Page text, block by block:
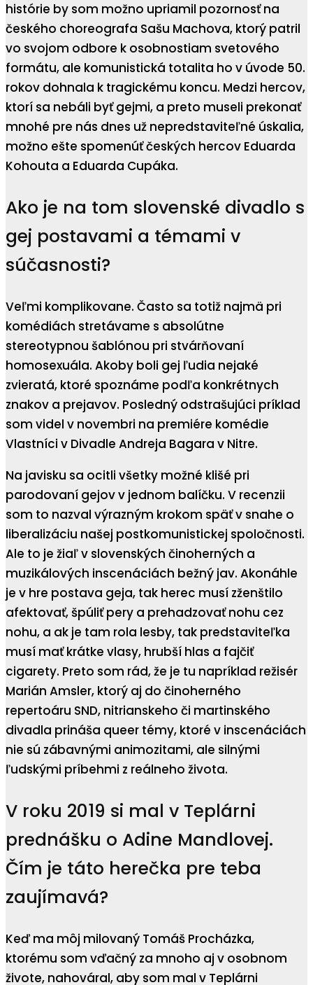
histórie by som možno upriamil pozornosť na
českého choreografa Sašu Machova, ktorý patril
vo svojom odbore k osobnostiam svetového
formátu, ale komunistická totalita ho v úvode 50.
rokov dohnala k tragickému koncu. Medzi hercov,
ktorí sa nebáli byť gejmi, a preto museli prekonať
mnohé pre nás dnes už nepredstaviteľné úskalia,
možno ešte spomenúť českých hercov Eduarda
Kohouta a Eduarda Cupáka.
Ako je na tom slovenské divadlo s
gej postavami a témami v
súčasnosti?
Veľmi komplikovane. Často sa totiž najmä pri
komédiách stretávame s absolútne
stereotypnou šablónou pri stvárňovaní
homosexuála. Akoby boli gej ľudia nejaké
zvieratá, ktoré spoznáme podľa konkrétnych
znakov a prejavov. Posledný odstrašujúci príklad
som videl v novembri na premiére komédie
Vlastníci v Divadle Andreja Bagara v Nitre.
Na javisku sa ocitli všetky možné klišé pri
parodovaní gejov v jednom balíčku. V recenzii
som to nazval výrazným krokom späť v snahe o
liberalizáciu našej postkomunistickej spoločnosti.
Ale to je žiaľ v slovenských činoherných a
muzikálových inscenáciách bežný jav. Akonáhle
je v hre postava geja, tak herec musí zženštilo
afektovať, špúliť pery a prehadzovať nohu cez
nohu, a ak je tam rola lesby, tak predstaviteľka
musí mať krátke vlasy, hrubší hlas a fajčiť
cigarety. Preto som rád, že je tu napríklad režisér
Marián Amsler, ktorý aj do činoherného
repertoáru SND, nitrianskeho či martinského
divadla prináša queer témy, ktoré v inscenáciách
nie sú zábavnými animozitami, ale silnými
ľudskými príbehmi z reálneho života.
V roku 2019 si mal v Teplárni
prednášku o Adine Mandlovej.
Čím je táto herečka pre teba
zaujímavá?
Keď ma môj milovaný Tomáš Procházka,
ktorému som vďačný za mnoho aj v osobnom
živote, nahováral, aby som mal v Teplárni